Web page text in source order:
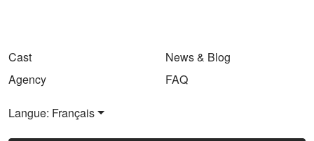
Cast
Agency
News & Blog
FAQ
Langue: Français